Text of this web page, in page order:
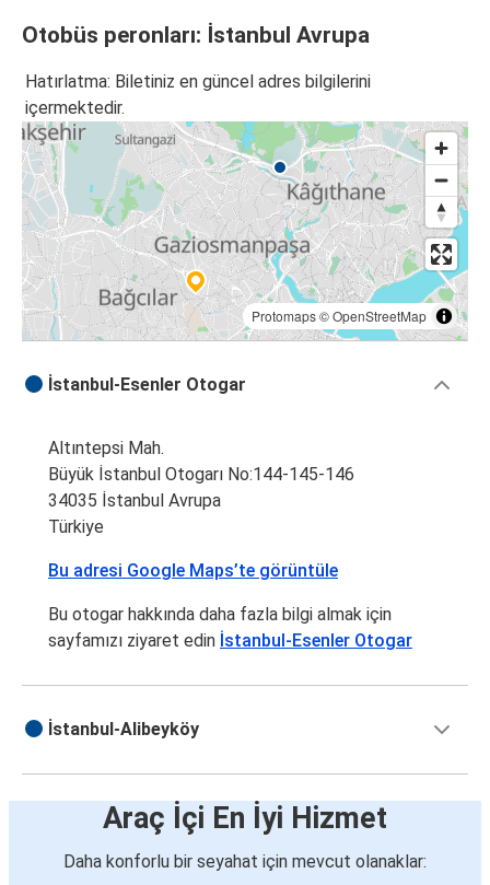
Otobüs peronları: İstanbul Avrupa
Hatırlatma: Biletiniz en güncel adres bilgilerini
içermektedir.
Protomaps©OpenStreetMap
İstanbul-Esenler Otogar
Altıntepsi Mah.
Büyük İstanbul Otogarı No:144-145-146
34035 İstanbul Avrupa
Türkiye
Bu adresi Google Maps’te görüntüle
Bu otogar hakkında daha fazla bilgi almak için
sayfamızı ziyaret edin İstanbul-Esenler Otogar
İstanbul-Alibeyköy
Araç İçi En İyi Hizmet
Daha konforlu bir seyahat için mevcut olanaklar: